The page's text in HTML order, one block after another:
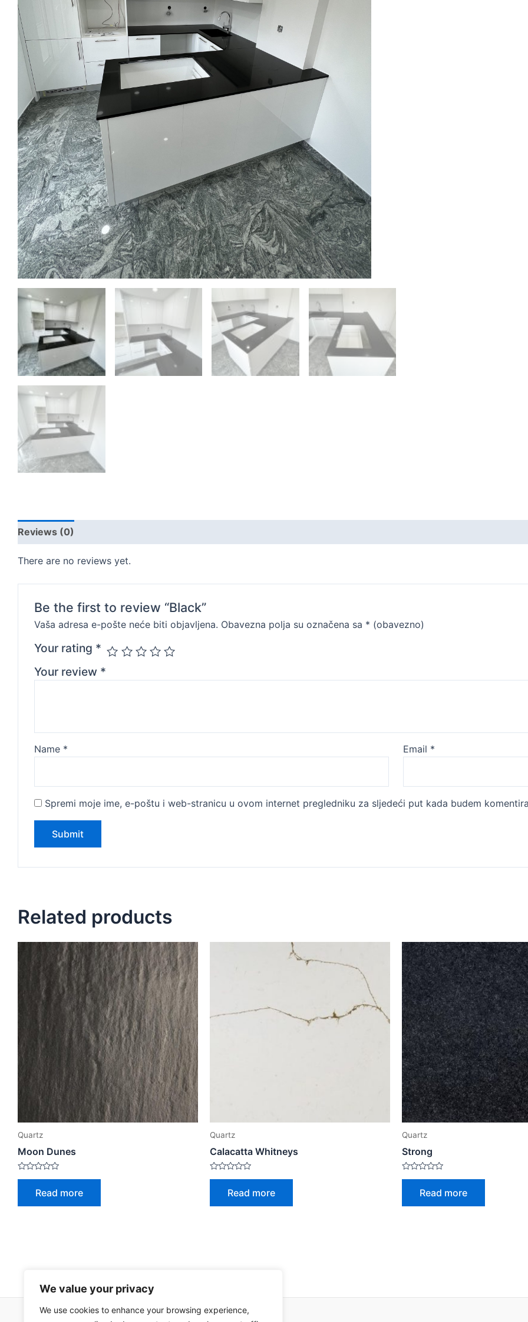
We value your privacy
We use cookies to enhance your browsing experience,
Reviews (0)
There are no reviews yet.
Be the first to review “Black”
Vaša adresa e-pošte neće biti objavljena. Obavezna polja su označena sa * (obavezno)
Your rating *
Your review *
Name * Email *
Spremi moje ime, e-poštu i web-stranicu u ovom internet pregledniku za sljedeći put kada budem
Related products
Quartz
Moon Dunes
Rated
5
Read more
Quartz
Calacatta Whitneys
Rated
5
Read more
Quartz
Strong
Rated
5
Read more